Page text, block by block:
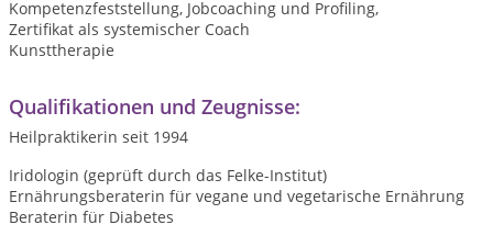
Kompetenzfeststellung, Jobcoaching und Profiling,
Zertifikat als systemischer Coach
Kunsttherapie
Qualifikationen und Zeugnisse:
Heilpraktikerin seit 1994
Iridologin (geprüft durch das Felke-Institut)
Ernährungsberaterin für vegane und vegetarische Ernährung
Beraterin für Diabetes